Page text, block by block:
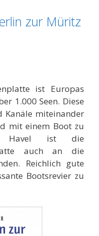
zur Müritz
ist Europas
1.000 Seen. Diese
Kanäle miteinander
mit einem Boot zu
Havel ist die
auch an die
Reichlich gute
Bootsrevier zu